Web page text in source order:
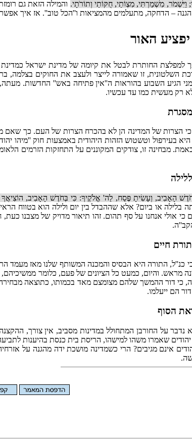
מִשְׁמַרְתִּי, מִצְוֹתַי, חֻקּוֹתַי וְתוֹרֹתָי. והמילה הזאת גם
הגנה – הדחקה, מתעלמים מהמציאות ו''הכל טוב''. אז איך
האור
למפלצת החותרת לבטל את קיומה של מדינת ישראל
השלטונית, זו שאמורה לייצר ולעצב את החוקים בצלמה,
הגיע השבוע בהוראות ה''אין פתיחה באש'' החדשות. מעתה,
רק מעשית כמו עד עכשיו.
הצרות של המדינה הן לא בהכרח הצרות של העם. כך שאם
וטשטוש הזהות היהודית באמצעות חוק ''מיהו
מבחינה זו, צודקים המקוננים על התחזקות הזרמים
הָאָבִיב, וְעָשִׂיתָ פֶּסַח, לַה' אֱלֹקֶיךָ: כִּי בְּחֹדֶשׁ הָאָבִיב,
או ביום? אלא שההבדל בין יום ולילה הוא בטווח
אולי אנחנו על סף תהום. זהו תיאור מדויק של מצבנו
חיים
כנ''ל, התורה היא הבסיס והמכנה המשותף שלנו מאז מעמד
והיום, כמעט כל הציונים של פעם, כלומר
כי דור ההמשך שלהם מצומצם מאד בכמותו, כתוצאה מבחירה
הם ייעלמו.
הסוף
נדבר על החורבן המתחולל במדינות מסביב, אין צורך,
שאמרו משהו למישהו, הריסת בית כנסת בהיענות לתביעה
אינם מגיבים? הרי כשמדינה מושכת ידה מהגנה על